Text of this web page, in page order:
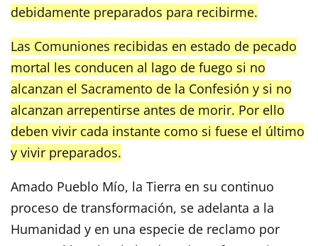
debidamente preparados para recibirme.
Las Comuniones recibidas en estado de pecado
mortal les conducen al lago de fuego si no
alcanzan el Sacramento de la Confesión y si no
alcanzan arrepentirse antes de morir. Por ello
deben vivir cada instante como si fuese el último
y vivir preparados.
Amado Pueblo Mío, la Tierra en su continuo
proceso de transformación, se adelanta a la
Humanidad y en una especie de reclamo por